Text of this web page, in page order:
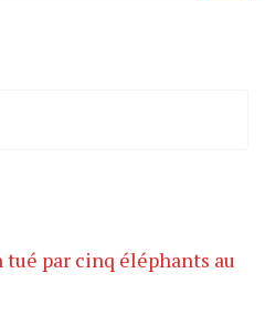
par cinq éléphants au